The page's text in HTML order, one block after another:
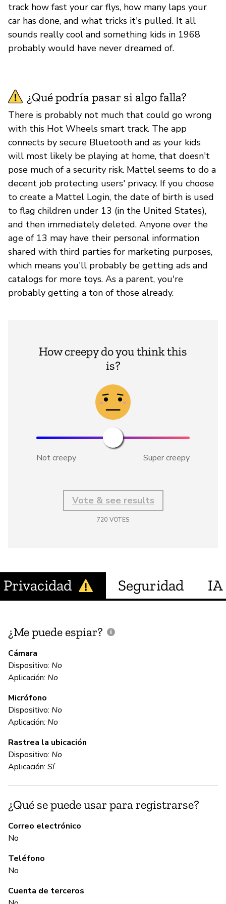
track how fast your car flys, how many laps your
car has done, and what tricks it's pulled. It all
sounds really cool and something kids in 1968
probably would have never dreamed of.
¿Qué podría pasar si algo falla?
There is probably not much that could go wrong
with this Hot Wheels smart track. The app
connects by secure Bluetooth and as your kids
will most likely be playing at home, that doesn't
pose much of a security risk. Mattel seems to do a
decent job protecting users' privacy. If you choose
to create a Mattel Login, the date of birth is used
to flag children under 13 (in the United States),
and then immediately deleted. Anyone over the
age of 13 may have their personal information
shared with third parties for marketing purposes,
which means you'll probably be getting ads and
catalogs for more toys. As a parent, you're
probably getting a ton of those already.
How creepy do you think this
is?
Not creepy Super creepy
Vote & see results
720 VOTES
Privacidad Seguridad IA
¿Me puede espiar?
Cámara
Dispositivo: No
Aplicación: No
Micrófono
Dispositivo: No
Aplicación: No
Rastrea la ubicación
Dispositivo: No
Aplicación: Sí
¿Qué se puede usar para registrarse?
Correo electrónico
No
Teléfono
No
Cuenta de terceros